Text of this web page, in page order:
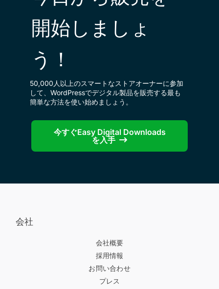
開始しましょ
う！
50,000人以上のスマートなストアオーナーに参加
して、WordPressでデジタル製品を販売する最も
簡単な方法を使い始めましょう。
今すぐEasy Digital Downloads
を入手
会社
会社概要
採用情報
お問い合わせ
プレス